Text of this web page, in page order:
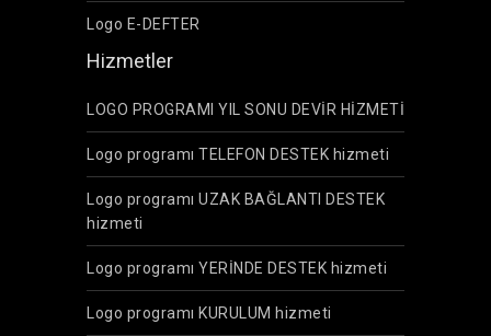
Logo E-DEFTER
Hizmetler
LOGO PROGRAMI YIL SONU DEVİR HİZMETİ
Logo programı TELEFON DESTEK hizmeti
Logo programı UZAK BAĞLANTI DESTEK
hizmeti
Logo programı YERİNDE DESTEK hizmeti
Logo programı KURULUM hizmeti